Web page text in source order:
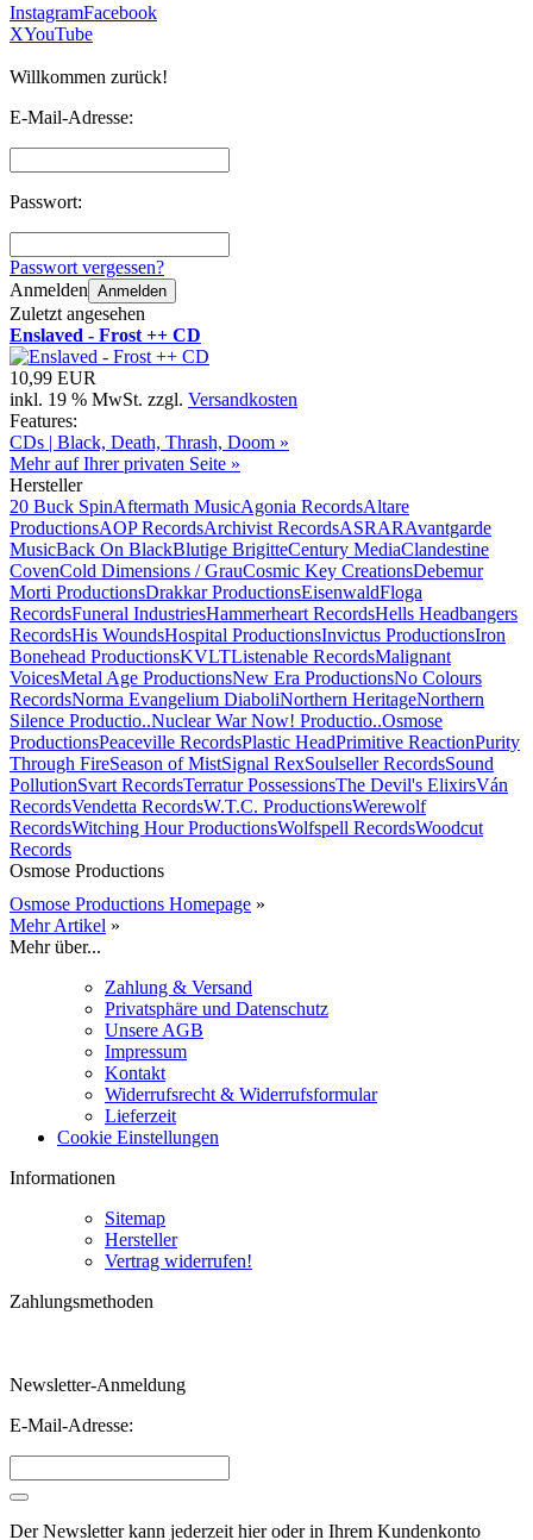
InstagramFacebook
XYouTube
Willkommen zurück!
E-Mail-Adresse:
Passwort:
Passwort vergessen?
Anmelden Anmelden
Zuletzt angesehen
Enslaved - Frost ++ CD
10,99 EUR
inkl. 19 % MwSt. zzgl. Versandkosten
Features:
CDs | Black, Death, Thrash, Doom »
Mehr auf Ihrer privaten Seite »
Hersteller
20 Buck SpinAftermath MusicAgonia RecordsAltare
ProductionsAOP RecordsArchivist RecordsASRARAvantgarde
MusicBack On BlackBlutige BrigitteCentury MediaClandestine
CovenCold Dimensions / GrauCosmic Key CreationsDebemur
Morti ProductionsDrakkar ProductionsEisenwaldFloga
RecordsFuneral IndustriesHammerheart RecordsHells Headbangers
RecordsHis WoundsHospital ProductionsInvictus ProductionsIron
Bonehead ProductionsKVLTListenable RecordsMalignant
VoicesMetal Age ProductionsNew Era ProductionsNo Colours
RecordsNorma Evangelium DiaboliNorthern HeritageNorthern
Silence Productio..Nuclear War Now! Productio..Osmose
ProductionsPeaceville RecordsPlastic HeadPrimitive ReactionPurity
Through FireSeason of MistSignal RexSoulseller RecordsSound
PollutionSvart RecordsTerratur PossessionsThe Devil's ElixirsVán
RecordsVendetta RecordsW.T.C. ProductionsWerewolf
RecordsWitching Hour ProductionsWolfspell RecordsWoodcut
Records
Osmose Productions
Osmose Productions Homepage »
Mehr Artikel »
Mehr über...
Zahlung & Versand
Privatsphäre und Datenschutz
Unsere AGB
Impressum
Kontakt
Widerrufsrecht & Widerrufsformular
Lieferzeit
Cookie Einstellungen
Informationen
Sitemap
Hersteller
Vertrag widerrufen!
Zahlungsmethoden
Newsletter-Anmeldung
E-Mail-Adresse:
Der Newsletter kann jederzeit hier oder in Ihrem Kundenkonto